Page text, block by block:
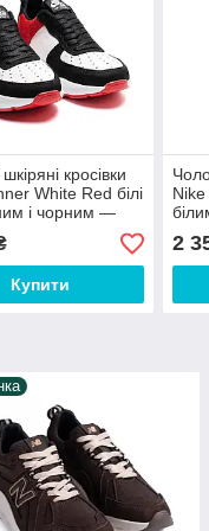
кросівки
White Red білі
і чорним —
шкіра,
весна-осінь
Купити
Nike
2